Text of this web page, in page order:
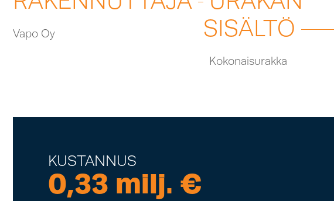
Vapo Oy
SISÄLTÖ
Kokonaisurakka
KUSTANNUS
0,33 milj. €